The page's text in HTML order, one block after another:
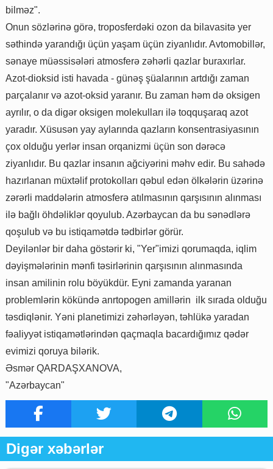
bilməz".
Onun sözlərinə görə, troposferdəki ozon da bilavasitə yer
səthində yarandığı üçün yaşam üçün ziyanlıdır. Avtomobillər,
sənaye müəssisələri atmosferə zəhərli qazlar buraxırlar.
Azot-dioksid isti havada - günəş şüalarının artdığı zaman
parçalanır və azot-oksid yaranır. Bu zaman həm də oksigen
ayrılır, o da digər oksigen molekulları ilə toqquşaraq azot
yaradır. Xüsusən yay aylarında qazların konsentrasiyasının
çox olduğu yerlər insan orqanizmi üçün son dərəcə
ziyanlıdır. Bu qazlar insanın ağciyərini məhv edir. Bu sahədə
hazırlanan müxtəlif protokolları qəbul edən ölkələrin üzərinə
zərərli maddələrin atmosferə atılmasının qarşısının alınması
ilə bağlı öhdəliklər qoyulub. Azərbaycan da bu sənədlərə
qoşulub və bu istiqamətdə tədbirlər görür.
Deyilənlər bir daha göstərir ki, "Yer"imizi qorumaqda, iqlim
dəyişmələrinin mənfi təsirlərinin qarşısının alınmasında
insan amilinin rolu böyükdür. Eyni zamanda yaranan
problemlərin kökündə anrtopogen amillərin ilk sırada olduğu
təsdiqlənir. Yəni planetimizi zəhərləyən, təhlükə yaradan
fəaliyyət istiqamətlərindən qaçmaqla bacardığımız qədər
evimizi qoruya bilərik.
Əsmər QARDAŞXANOVA,
"Azərbaycan"
Digər xəbərlər